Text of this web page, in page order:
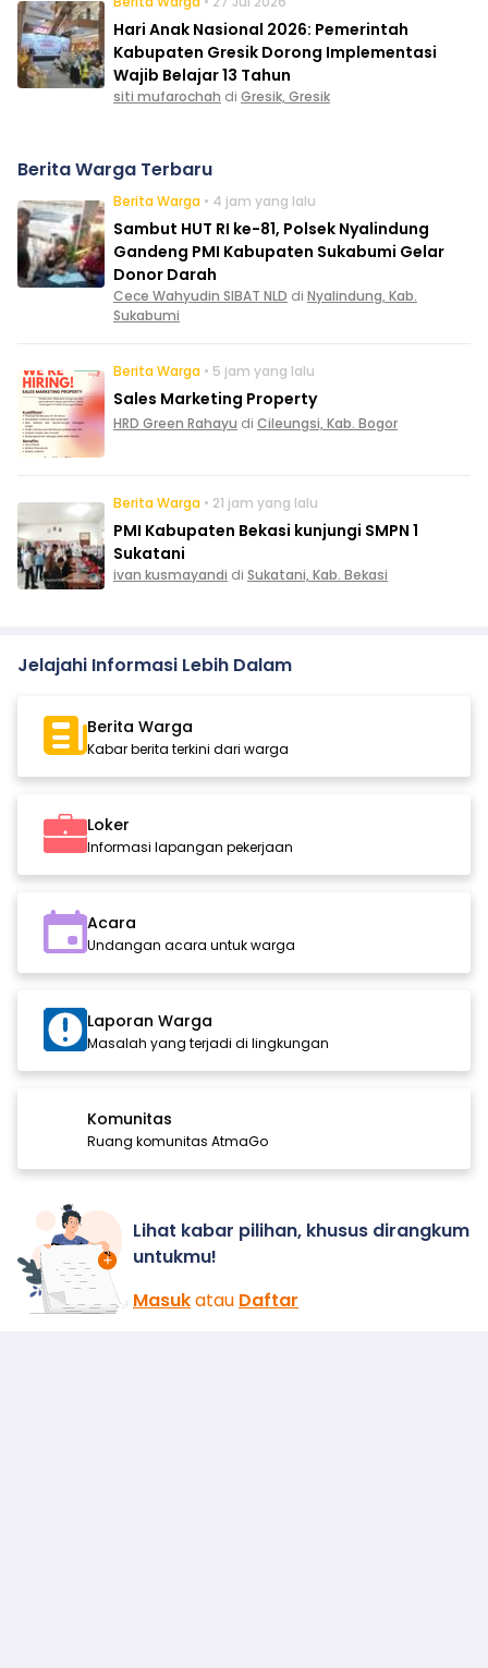
Hari Anak Nasional 2026: Pemerintah
Kabupaten Gresik Dorong Implementasi
Wajib Belajar 13 Tahun
siti mufarochah di Gresik, Gresik
Berita Warga Terbaru
Berita Warga • 4 jam yang lalu
Sambut HUT RI ke-81, Polsek Nyalindung
Gandeng PMI Kabupaten Sukabumi Gelar
Donor Darah
Cece Wahyudin SIBAT NLD di Nyalindung, Kab.
Sukabumi
Berita Warga • 5 jam yang lalu
Sales Marketing Property
HRD Green Rahayu di Cileungsi, Kab. Bogor
Berita Warga • 21 jam yang lalu
PMI Kabupaten Bekasi kunjungi SMPN 1
Sukatani
ivan kusmayandi di Sukatani, Kab. Bekasi
Jelajahi Informasi Lebih Dalam
Berita Warga
Kabar berita terkini dari warga
Loker
Informasi lapangan pekerjaan
Acara
Undangan acara untuk warga
Laporan Warga
Masalah yang terjadi di lingkungan
Komunitas
Ruang komunitas AtmaGo
Lihat kabar pilihan, khusus dirangkum
untukmu!
Masukatau Daftar